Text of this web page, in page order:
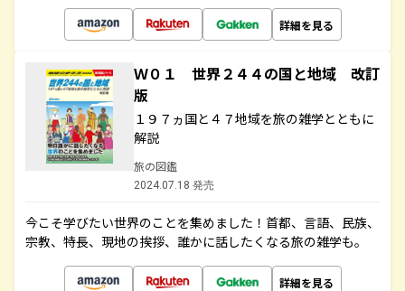
詳細を見る
Ｗ０１ 世界２４４の国と地域 改訂
版
１９７ヵ国と４７地域を旅の雑学とともに
解説
旅の図鑑
2024.07.18 発売
今こそ学びたい世界のことを集めました！首都、言語、民族、
宗教、特長、現地の挨拶、誰かに話したくなる旅の雑学も。
詳細を見る